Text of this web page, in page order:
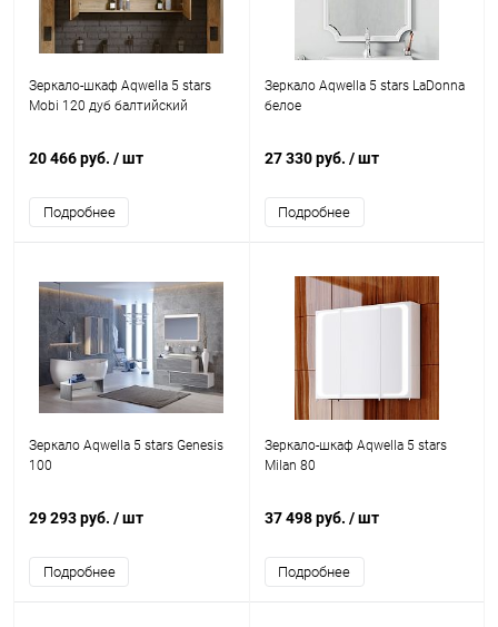
Зеркало-шкаф Aqwella 5 stars
Mobi 120 дуб балтийский
20 466 руб. / шт
Подробнее
Зеркало Aqwella 5 stars LaDonna
белое
27 330 руб. / шт
Подробнее
Зеркало Aqwella 5 stars Genesis
100
29 293 руб. / шт
Подробнее
Зеркало-шкаф Aqwella 5 stars
Milan 80
37 498 руб. / шт
Подробнее